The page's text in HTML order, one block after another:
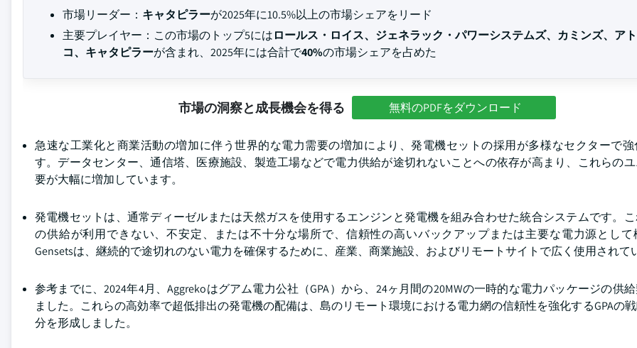
市場リーダー： キャタピラーが2025年に10.5%以上の市場シェアをリード
主要プレイヤー：この市場のトップ5にはロールス・ロイス、ジェネラック・パワーシステムズ、カミンズ、ア
コ、キャタピラーが含まれ、2025年には合計で40%の市場シェアを占めた
市場の洞察と成長機会を得る 無料のPDFをダウンロード
急速な工業化と商業活動の増加に伴う世界的な電力需要の増加により、発電機セットの採用が多様なセクターで
す。データセンター、通信塔、医療施設、製造工場などで電力供給が途切れないことへの依存が高まり、これらの
要が大幅に増加しています。
発電機セットは、通常ディーゼルまたは天然ガスを使用するエンジンと発電機を組み合わせた統合システムです。
の供給が利用できない、不安定、または不十分な場所で、信頼性の高いバックアップまたは主要な電力源として
Gensetsは、継続的で途切れのない電力を確保するために、産業、商業施設、およびリモートサイトで広く使用されて
参考までに、2024年4月、Aggrekoはグアム電力公社（GPA）から、24ヶ月間の20MWの一時的な電力パッケージの供
ました。これらの高効率で超低排出の発電機の配備は、島のリモート環境における電力網の信頼性を強化するGPAの
分を形成しました。